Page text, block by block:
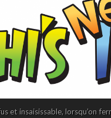
et insaisissable, lorsqu’on